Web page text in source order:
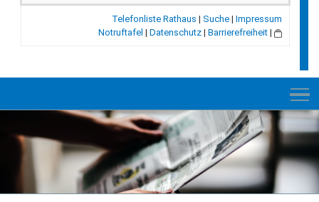
Telefonliste Rathaus | Suche | Impressum
Notruftafel | Datenschutz | Barrierefreiheit |
RATHAUS